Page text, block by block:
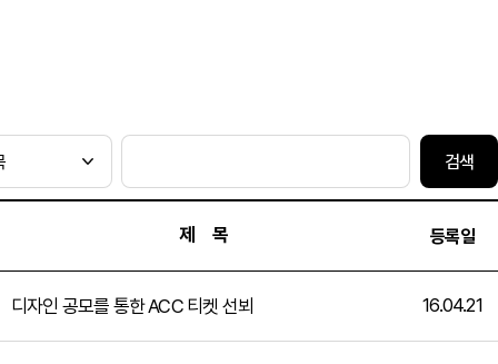
제 목 등록일
디자인 공모를 통한 ACC 티켓 선뵈 16.04.21
검색